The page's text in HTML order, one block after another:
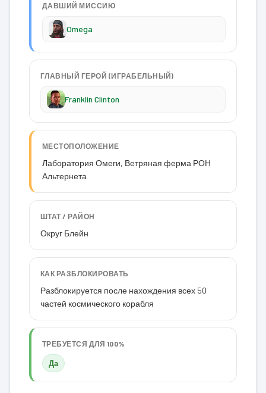
ДАВШИЙ МИССИЮ
Omega
ГЛАВНЫЙ ГЕРОЙ (ИГРАБЕЛЬНЫЙ)
Franklin Clinton
МЕСТОПОЛОЖЕНИЕ
Лаборатория Омеги, Ветряная ферма РОН
Альтернета
ШТАТ / РАЙОН
Округ Блейн
КАК РАЗБЛОКИРОВАТЬ
Разблокируется после нахождения всех 50
частей космического корабля
ТРЕБУЕТСЯ ДЛЯ 100%
Да